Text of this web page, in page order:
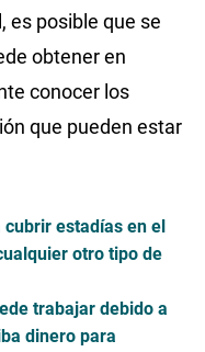
es posible que se
obtener en
conocer los
que pueden estar
cubrir estadías en el
otro tipo de
trabajar debido a
dinero para